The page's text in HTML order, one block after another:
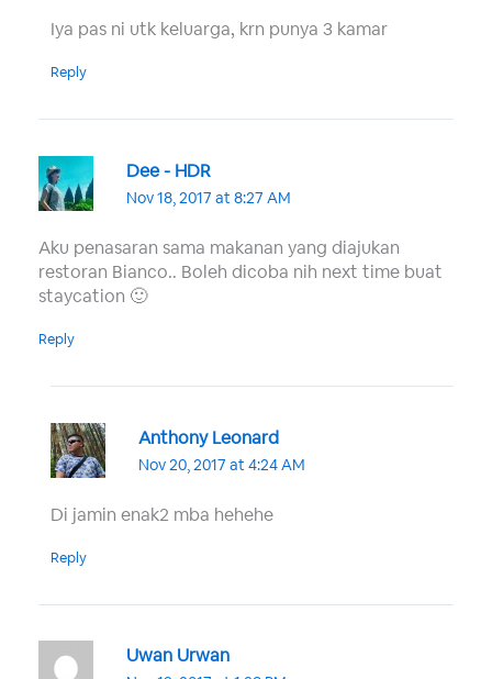
Iya pas ni utk keluarga, krn punya 3 kamar
Reply
Dee - HDR
Nov 18, 2017 at 8:27 AM
Aku penasaran sama makanan yang diajukan
restoran Bianco.. Boleh dicoba nih next time buat
staycation 🙂
Reply
Anthony Leonard
Nov 20, 2017 at 4:24 AM
Di jamin enak2 mba hehehe
Reply
Uwan Urwan